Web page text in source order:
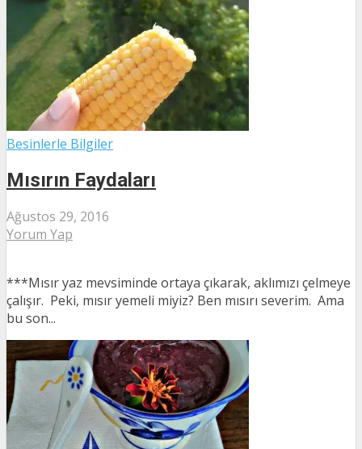
Besinlerle Bilgiler
Mısırın Faydaları
Ağustos 29, 2016
Yorum Yap
***Mısır yaz mevsiminde ortaya çıkarak, aklımızı çelmeye
çalışır. Peki, mısır yemeli miyiz? Ben mısırı severim. Ama
bu son...